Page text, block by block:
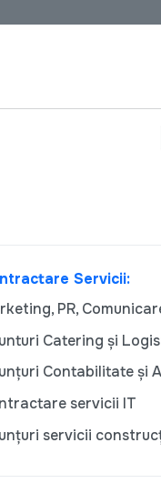
Servicii:
PR,
Catering și
Contabilitate și
servicii IT
servicii